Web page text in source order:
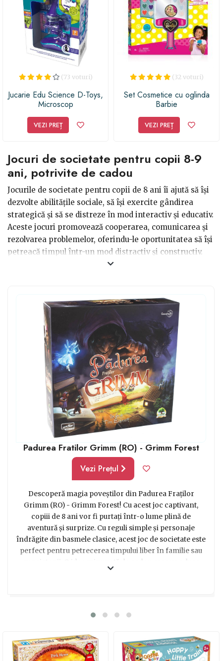
(73 voturi)
Jucarie Edu Science D-Toys,
Microscop
VEZI PREȚ
(32 voturi)
Set Cosmetice cu oglinda
Barbie
VEZI PREȚ
Jocuri de societate pentru copii 8-9
ani, potrivite de cadou
Jocurile de societate pentru copii de 8 ani îi ajută să își
dezvolte abilitățile sociale, să își exercite gândirea
strategică și să se distreze în mod interactiv și educativ.
Aceste jocuri promovează cooperarea, comunicarea și
rezolvarea problemelor, oferindu-le oportunitatea să își
petreacă timpul într-un mod distractiv și constructiv.
Padurea Fratilor Grimm (RO) - Grimm Forest
Vezi Prețul
Descoperă magia poveștilor din Padurea Fraților
Grimm (RO) - Grimm Forest! Cu acest joc captivant,
copiii de 8 ani vor fi purtați într-o lume plină de
aventură și surprize. Cu reguli simple și personaje
îndrăgite din basmele clasice, acest joc de societate este
perfect pentru petrecerea timpului liber în familie sau
cu prietenii. O idee minunată de cadou care va aduce